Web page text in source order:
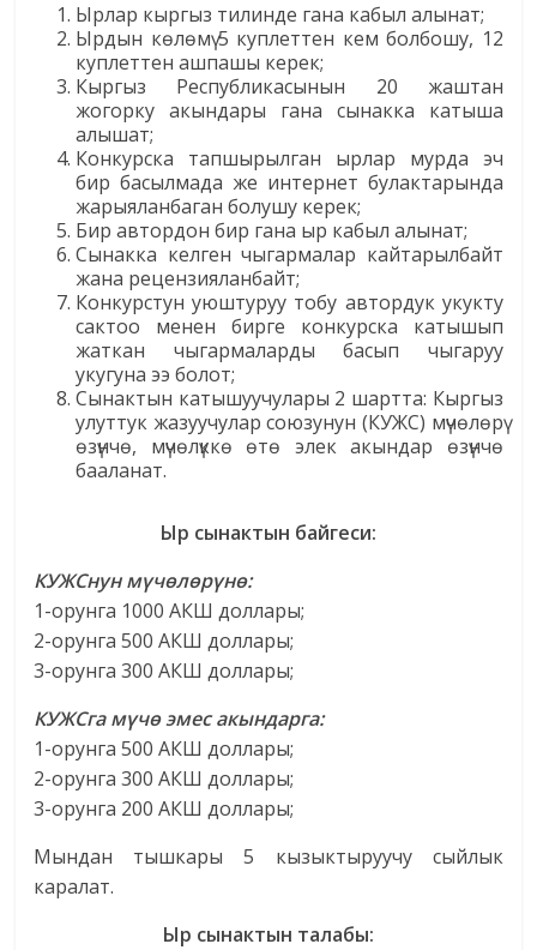
Ырлар кыргыз тилинде гана кабыл алынат;
Ырдын көлөмү 5 куплеттен кем болбошу, 12
куплеттен ашпашы керек;
Кыргыз Республикасынын 20 жаштан
жогорку акындары гана сынакка катыша
алышат;
Конкурска тапшырылган ырлар мурда эч
бир басылмада же интернет булактарында
жарыяланбаган болушу керек;
Бир автордон бир гана ыр кабыл алынат;
Сынакка келген чыгармалар кайтарылбайт
жана рецензияланбайт;
Конкурстун уюштуруу тобу автордук укукту
сактоо менен бирге конкурска катышып
жаткан чыгармаларды басып чыгаруу
укугуна ээ болот;
Сынактын катышуучулары 2 шартта: Кыргыз
улуттук жазуучулар союзунун (КУЖС) мүчөлөрү
өзүнчө, мүчөлүккө өтө элек акындар өзүнчө
бааланат.
Ыр сынактын байгеси:
КУЖСнун мүчөлөрүнө:
1-орунга 1000 АКШ доллары;
2-орунга 500 АКШ доллары;
3-орунга 300 АКШ доллары;
КУЖСга мүчө эмес акындарга:
1-орунга 500 АКШ доллары;
2-орунга 300 АКШ доллары;
3-орунга 200 АКШ доллары;
Мындан тышкары 5 кызыктыруучу сыйлык
каралат.
Ыр сынактын талабы: